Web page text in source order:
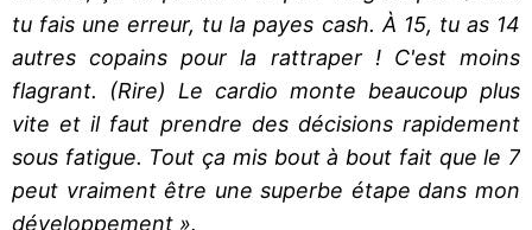
tu fais une erreur, tu la payes cash. À 15, tu as 14
autres copains pour la rattraper ! C'est moins
flagrant. (Rire) Le cardio monte beaucoup plus
vite et il faut prendre des décisions rapidement
sous fatigue. Tout ça mis bout à bout fait que le 7
peut vraiment être une superbe étape dans mon
développement ».